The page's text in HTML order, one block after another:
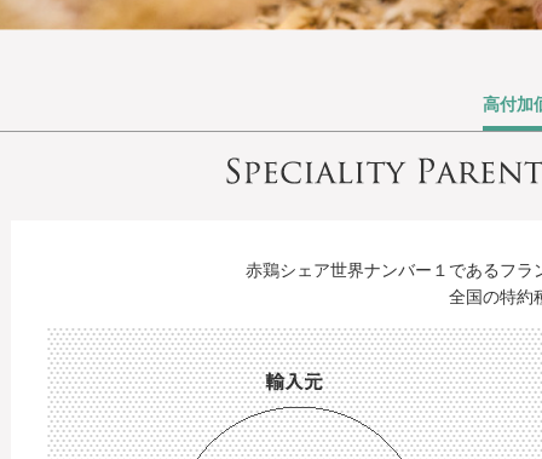
高付加
赤鶏シェア世界ナンバー１であるフ
全国の特約